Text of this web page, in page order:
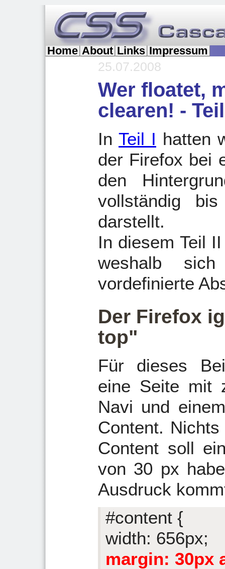
Home About Links Impressum
25.07.2008
Wer floatet,
clearen! -
In Teil I hatten
der Firefox bei
den
vollständig
darstellt.
In diesem Teil
weshalb
vordefinierte
Der Firefox
top"
Für dieses
eine Seite mit
Navi und
Content.
Content soll
von 30 px
Ausdruck
#content {
width: 656px;
margin: 30px